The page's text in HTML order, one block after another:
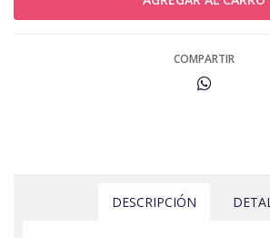
COMPARTIR
DESCRIPCIÓN